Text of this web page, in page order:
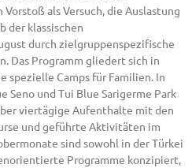
als Versuch, die Auslastung
der klassischen
durch zielgruppenspezifische
Das Programm gliedert sich in
spezielle Camps für Familien. In
Seno und Tui Blue Sarigerme Park
viertägige Aufenthalte mit den
und geführte Aktivitäten im
sind sowohl in der Türkei
Programme konzipiert,